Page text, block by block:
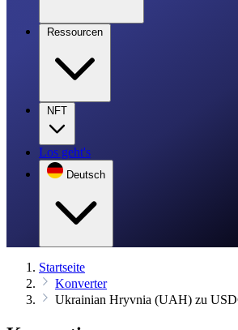
Ressourcen
NFT
Los geht's
Deutsch
Startseite
Konverter
Ukrainian Hryvnia (UAH) zu